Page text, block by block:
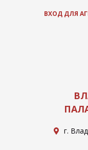
ВХОД ДЛЯ
г.